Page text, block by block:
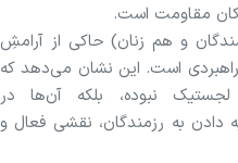
مقاومت است.
و هم زنان) حاکی از آرامشِ
است. این نشان می‌دهد که
نبوده، بلکه آن‌ها در
دادن به رزمندگان، نقشی فعال و